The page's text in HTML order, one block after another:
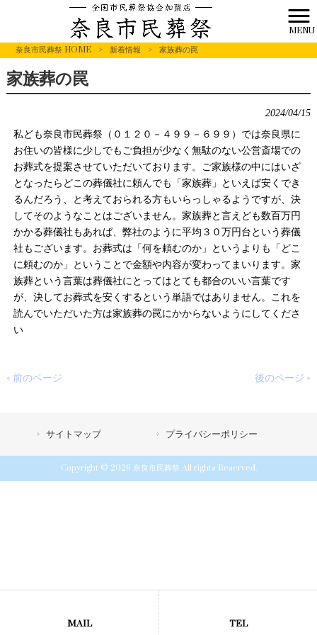
MENU
奈良市民葬祭 HOME
> 新着情報 > 家族葬の罠
家族葬の罠
2024/04/15
私ども奈良市民葬祭（０１２０－４９９－６９９）では奈良県に
お住いの皆様に少しでもご負担が少なく無駄のない公営斎場での
お葬式を提案させていただいております。ご家族様の中にはいざ
となったらどこの葬儀社に頼んでも「家族葬」といえば安くでき
るんだろう、と考えておられる方もいらっしゃるようですが、決
してそのようなことはございません。家族葬と言えども数百万円
かかる葬儀社もあれば、弊社のように平均３０万円台という葬儀
社もございます。お葬式は「何を頼むのか」というよりも「どこ
に頼むのか」ということで金額や内容が変わってまいります。家
族葬という言葉は葬儀社にとってはとても都合のいい言葉です
が、決してお葬式を安くするという単語ではありません。これを
読んでいただいた方は家族葬の罠にかからないようにしてくださ
い
« 前のページ 後のページ »
サイトマップ プライバシーポリシー
Copyright © 2026 奈良市民葬祭 All rights Reserved.
MAIL TEL